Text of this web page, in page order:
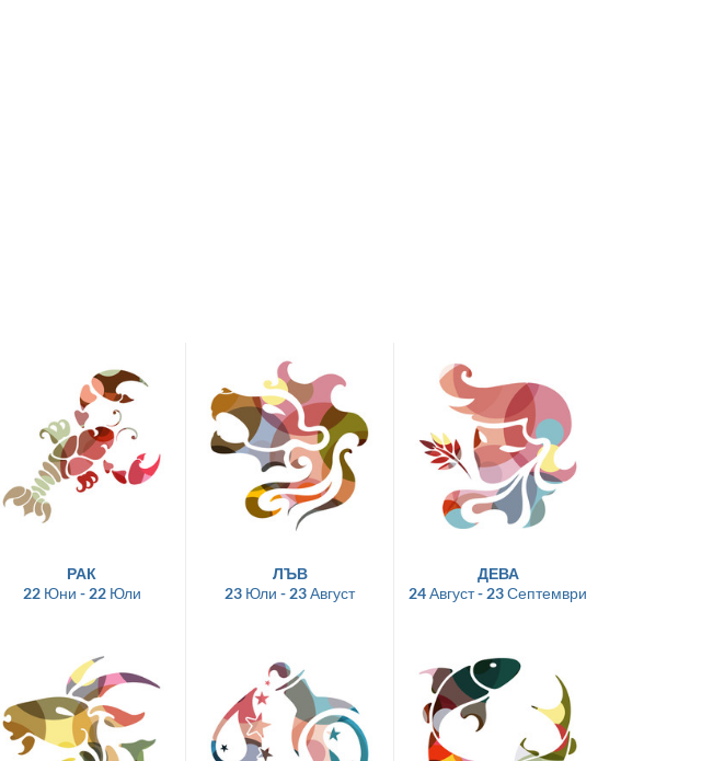
РАК
22 Юни - 22 Юли
ЛЪВ
23 Юли - 23 Август
ДЕВА
24 Август - 23 Септември